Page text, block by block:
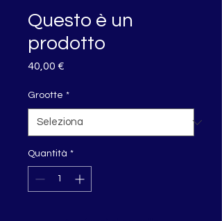
Questo è un
prodotto
40,00 €
Grootte *
Quantità *